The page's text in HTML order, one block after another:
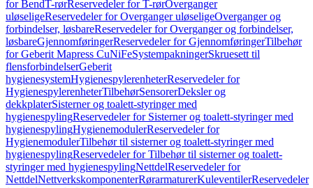
for BendT-rørReservedeler for T-rørOverganger
uløseligeReservedeler for Overganger uløseligeOverganger og
forbindelser, løsbareReservedeler for Overganger og forbindelser,
løsbareGjennomføringerReservedeler for GjennomføringerTilbehør
for Geberit Mapress CuNiFeSystempakningerSkruesett til
flensforbindelserGeberit
hygienesystemHygienespylerenheterReservedeler for
HygienespylerenheterTilbehørSensorerDeksler og
dekkplaterSisterner og toalett-styringer med
hygienespylingReservedeler for Sisterner og toalett-styringer med
hygienespylingHygienemodulerReservedeler for
HygienemodulerTilbehør til sisterner og toalett-styringer med
hygienespylingReservedeler for Tilbehør til sisterner og toalett-
styringer med hygienespylingNettdelReservedeler for
NettdelNettverkskomponenterRørarmaturerKuleventilerReservedeler